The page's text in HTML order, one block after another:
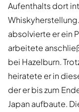
Aufenthalts dort
absolvierte er ein
arbeitete
bei Hazelburn.
heiratete er in
der er bis zum
Japan aufbaute.